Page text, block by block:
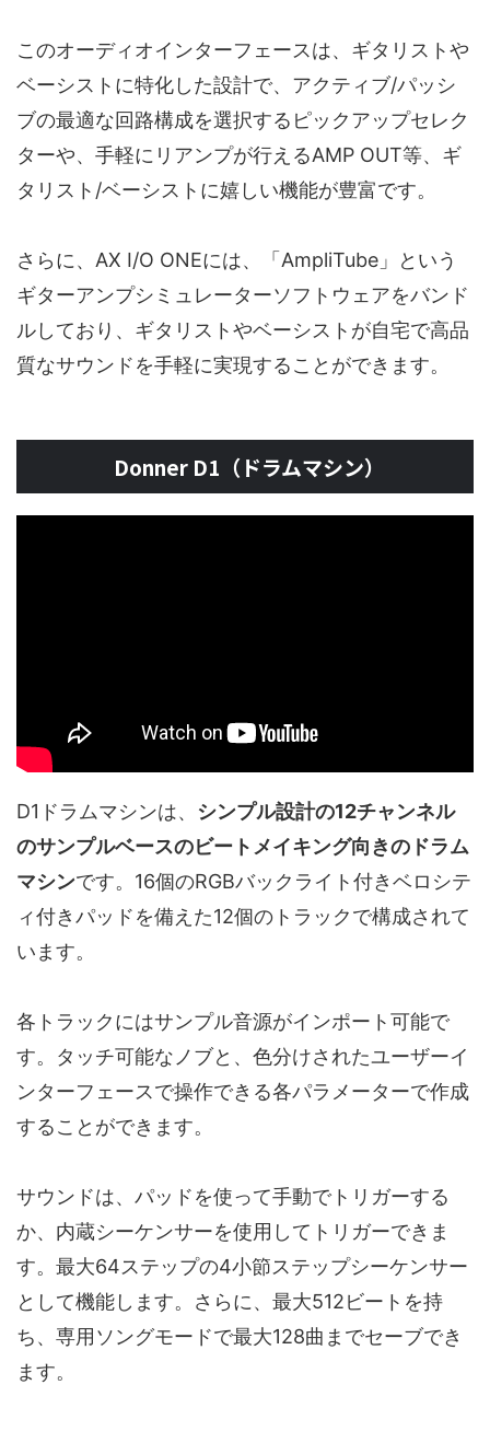
このオーディオインターフェースは、ギタリストや
ベーシストに特化した設計で、アクティブ/パッシ
ブの最適な回路構成を選択するピックアップセレク
ターや、手軽にリアンプが行えるAMP OUT等、ギ
タリスト/ベーシストに嬉しい機能が豊富です。
さらに、AX I/O ONEには、「AmpliTube」という
ギターアンプシミュレーターソフトウェアをバンド
ルしており、ギタリストやベーシストが自宅で高品
質なサウンドを手軽に実現することができます。
Donner D1（ドラムマシン）
D1ドラムマシンは、 シンプル設計の12チャンネル
のサンプルベースのビートメイキング向きのドラム
マシンです。16個のRGBバックライト付きベロシテ
ィ付きパッドを備えた12個のトラックで構成されて
います。
各トラックにはサンプル音源がインポート可能で
す。タッチ可能なノブと、色分けされたユーザーイ
ンターフェースで操作できる各パラメーターで作成
することができます。
サウンドは、パッドを使って手動でトリガーする
か、内蔵シーケンサーを使用してトリガーできま
す。最大64ステップの4小節ステップシーケンサー
として機能します。さらに、最大512ビートを持
ち、専用ソングモードで最大128曲までセーブでき
ます。